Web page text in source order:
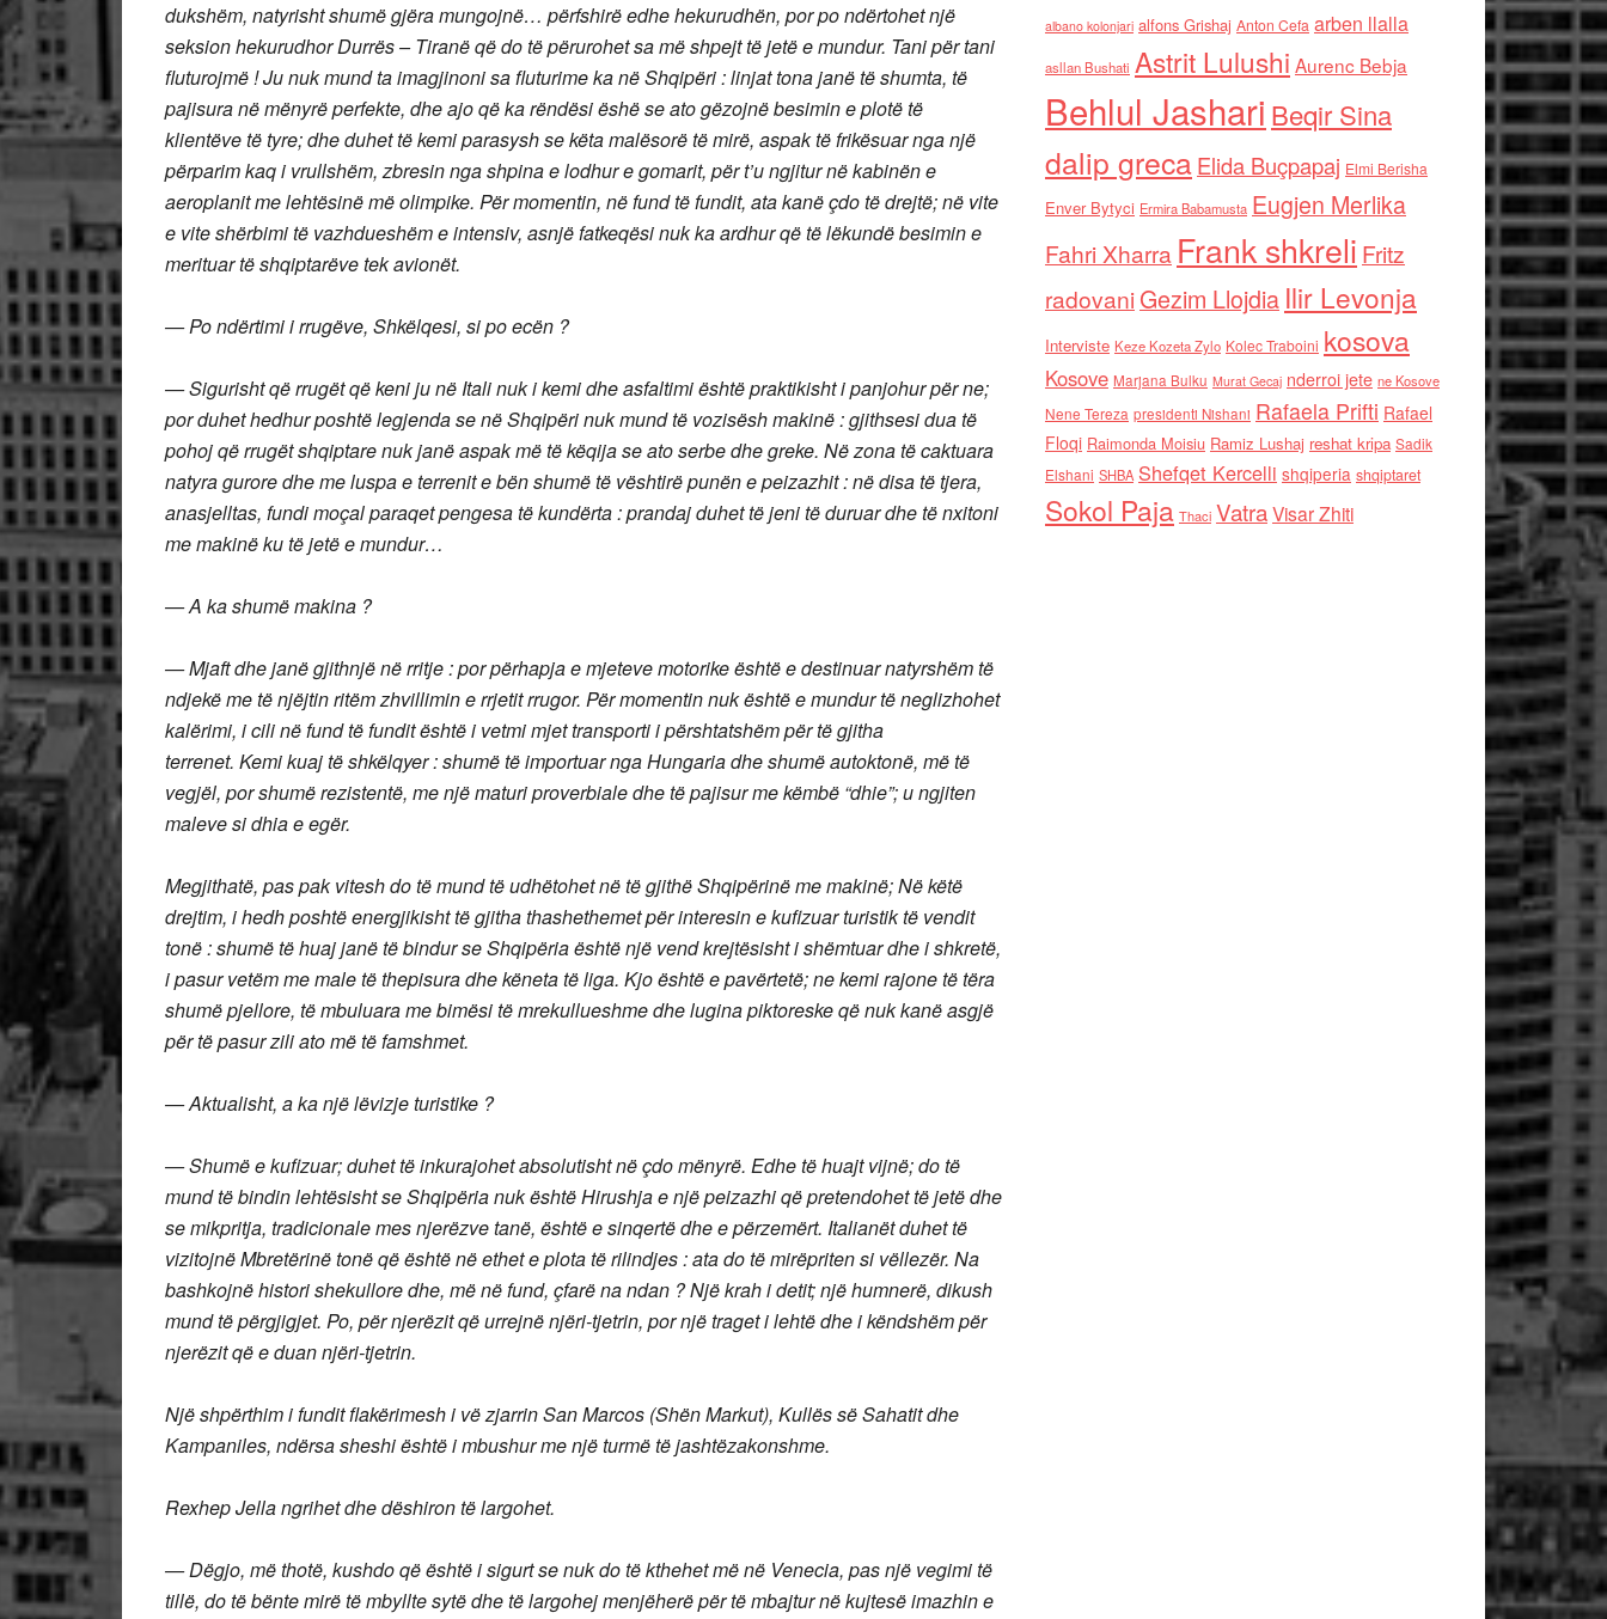
dukshëm, natyrisht shumë gjëra mungojnë… përfshirë edhe hekurudhën, por po ndërtohet një
seksion hekurudhor Durrës – Tiranë që do të përurohet sa më shpejt të jetë e mundur. Tani për tani
fluturojmë !Ju nuk mund ta imagjinoni sa fluturime ka në Shqipëri : linjat tona janë të shumta, të
pajisura në mënyrë perfekte, dhe ajo që ka rëndësi ëshë se ato gëzojnë besimin e plotë të
klientëve të tyre;dhe duhet të kemi parasysh se këta malësorë të mirë, aspak të frikësuar nga një
përparim kaq i vrullshëm, zbresin nga shpina e lodhur e gomarit, për t’u ngjitur në kabinën e
aeroplanit me lehtësinë më olimpike. Për momentin, në fund të fundit, ata kanë çdo të drejtë; në vite
e vite shërbimi të vazhdueshëm e intensiv, asnjë fatkeqësi nuk ka ardhur që të lëkundë besimin e
merituar të shqiptarëve tek avionët.
— Po ndërtimi i rrugëve, Shkëlqesi, si po ecën ?
— Sigurisht që rrugët që keni ju në Itali nuk i kemi dhe asfaltimi është praktikisht i panjohur për ne;
por duhet hedhur poshtë legjenda se në Shqipëri nuk mund të vozisësh makinë : gjithsesi dua të
pohoj që rrugët shqiptare nuk janë aspak më të këqija se ato serbe dhe greke. Në zona të caktuara
natyra gurore dhe me luspa e terrenit e bën shumë të vështirë punën e peizazhit : në disa të tjera,
anasjelltas, fundi moçal paraqet pengesa të kundërta : prandaj duhet të jeni të duruar dhe të nxitoni
me makinë ku të jetë e mundur…
— A ka shumë makina ?
— Mjaft dhe janë gjithnjë në rritje : por përhapja e mjeteve motorike është e destinuar natyrshëm të
ndjekë me të njëjtin ritëm zhvillimin e rrjetit rrugor. Për momentin nuk është e mundur të neglizhohet
kalërimi, i cili në fund të fundit është i vetmi mjet transporti i përshtatshëm për të gjitha
terrenet. Kemi kuaj të shkëlqyer : shumë të importuar nga Hungaria dhe shumë autoktonë, më të
vegjël, por shumë rezistentë, me një maturi proverbiale dhe të pajisur me këmbë “dhie”; u ngjiten
maleve si dhia e egër.
Megjithatë, pas pak vitesh do të mund të udhëtohet në të gjithë Shqipërinë me makinë;Në këtë
drejtim, i hedh poshtë energjikisht të gjitha thashethemet për interesin e kufizuar turistik të vendit
tonë : shumë të huaj janë të bindur se Shqipëria është një vend krejtësisht i shëmtuar dhe i shkretë,
i pasur vetëm me male të thepisura dhe këneta të liga. Kjo është e pavërtetë; ne kemi rajone të tëra
shumë pjellore, të mbuluara me bimësi të mrekullueshme dhe lugina piktoreske që nuk kanë asgjë
për të pasur zili ato më të famshmet.
— Aktualisht, a ka një lëvizje turistike ?
— Shumë e kufizuar; duhet të inkurajohet absolutisht në çdo mënyrë. Edhe të huajt vijnë; do të
mund të bindin lehtësisht se Shqipëria nuk është Hirushja e një peizazhi që pretendohet të jetë dhe
se mikpritja, tradicionale mes njerëzve tanë, është e sinqertë dhe e përzemërt. Italianët duhet të
vizitojnë Mbretërinë tonë që është në ethet e plota të rilindjes : ata do të mirëpriten si vëllezër. Na
bashkojnë histori shekullore dhe, më në fund, çfarë na ndan ? Një krah i detit; një humnerë, dikush
mund të përgjigjet. Po, për njerëzit që urrejnë njëri-tjetrin, por një traget i lehtë dhe i këndshëm për
njerëzit që e duan njëri-tjetrin.
Një shpërthim i fundit flakërimesh i vë zjarrin San Marcos (Shën Markut), Kullës së Sahatit dhe
Kampaniles, ndërsa sheshi është i mbushur me një turmë të jashtëzakonshme.
Rexhep Jella ngrihet dhe dëshiron të largohet.
— Dëgjo, më thotë, kushdo që është i sigurt se nuk do të kthehet më në Venecia, pas një vegimi të
tillë, do të bënte mirë të mbyllte sytë dhe të largohej menjëherë për të mbajtur në kujtesë imazhin e
albano kolonjari alfons Grishaj Anton Cefa arben llalla
asllan Bushati Astrit Lulushi Aurenc Bebja
Behlul Jashari Beqir Sina
dalip grecaElida Buçpapaj Elmi Berisha
Enver Bytyci Ermira Babamusta Eugjen Merlika
Fahri Xharra Frank shkreli Fritz
radovaniGezim Llojdia Ilir Levonja
Interviste Keze Kozeta Zylo Kolec Traboini kosova
Kosove Marjana Bulku Murat Gecaj nderroi jete ne Kosove
Nene Tereza presidenti Nishani Rafaela Prifti Rafael
Floqi Raimonda Moisiu Ramiz Lushaj reshat kripa Sadik
Elshani SHBA Shefqet Kercelli shqiperia shqiptaret
Sokol Paja Thaci VatraVisar Zhiti